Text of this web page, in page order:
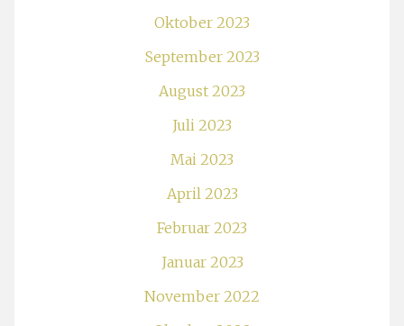
Oktober 2023
September 2023
August 2023
Juli 2023
Mai 2023
April 2023
Februar 2023
Januar 2023
November 2022